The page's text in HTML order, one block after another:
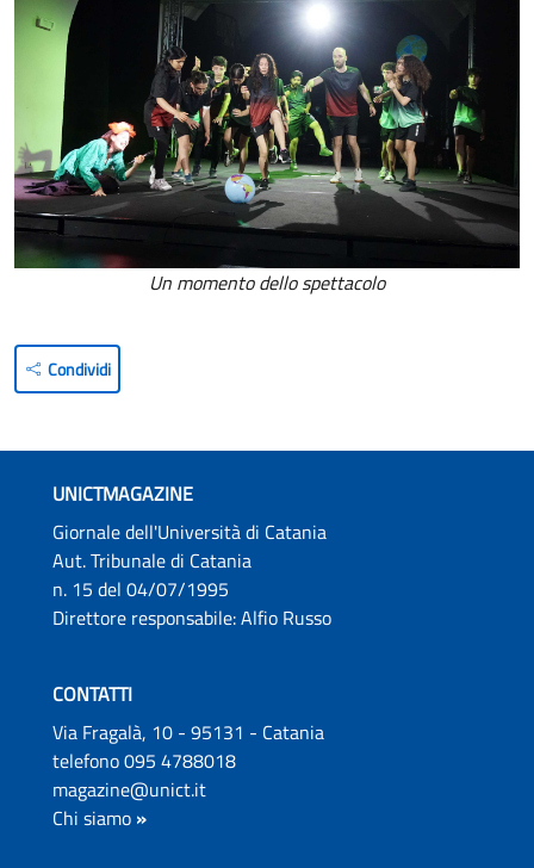
Un momento dello spettacolo
Condividi
UNICTMAGAZINE
Giornale dell'Università di Catania
Aut. Tribunale di Catania
n. 15 del 04/07/1995
Direttore responsabile: Alfio Russo
CONTATTI
Via Fragalà, 10 - 95131 - Catania
telefono 095 4788018
magazine@unict.it
Chi siamo »